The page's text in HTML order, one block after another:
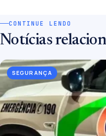
CONTINUE LENDO
Notícias
SEGURANÇA